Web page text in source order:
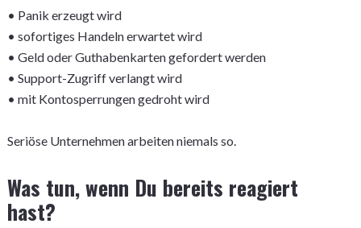
• Panik erzeugt wird
• sofortiges Handeln erwartet wird
• Geld oder Guthabenkarten gefordert werden
• Support-Zugriff verlangt wird
• mit Kontosperrungen gedroht wird
Seriöse Unternehmen arbeiten niemals so.
Was tun, wenn Du bereits reagiert
hast?